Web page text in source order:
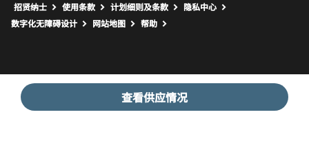
查看供应情况
招贤纳士 使用条款 计划细则及条款
隐私中心
数字化无障碍设计
网站地图 打开新窗口
帮助